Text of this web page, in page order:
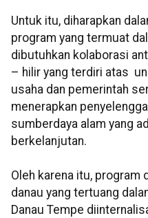
Untuk itu, diharapkan
program yang termuat
dibutuhkan kolaborasi
– hilir yang terdiri atas
usaha dan pemerintah
menerapkan
sumberdaya alam yang
berkelanjutan.
Oleh karena itu, program
danau yang tertuang
Danau Tempe